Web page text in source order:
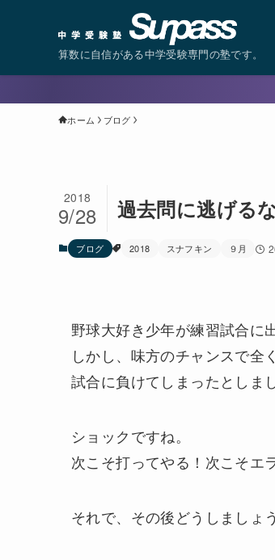
算数に自信がある中学受験専門の塾です。
ホーム ブログ
過去問に逃げる
2018
9/28
ブログ 2018 スナフキン ９月
野球大好き少年が練習試合に
しかし、味方のチャンスで全
試合に負けてしまったとしま
ショックですね。
次こそ打ってやる！次こそエ
それで、その後どうしましょ